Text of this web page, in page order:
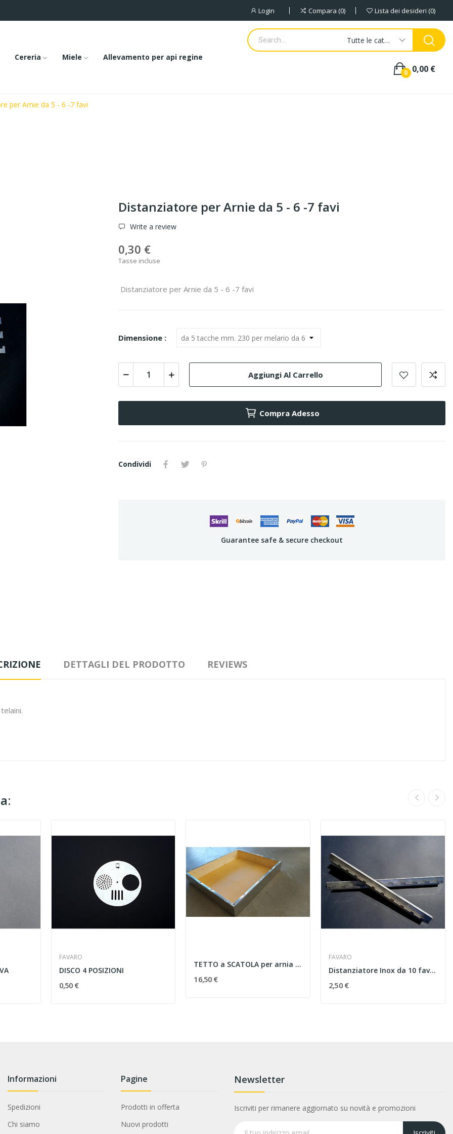
Login Compara 0 Lista dei desideri 0
Cereria Miele Allevamento per api regine
Tutte le categorie
0,00 €
0
per Arnie da 5 - 6 -7 favi
Distanziatore per Arnie da 5 - 6 -7 favi
Write a review
0,30 €
Tasse incluse
Distanziatore per Arnie da 5 - 6 -7 favi
Dimensione :
Aggiungi Al Carrello
Compra Adesso
Condividi
Guarantee safe & secure checkout
DETTAGLI DEL PRODOTTO REVIEWS
FAVARO
DISCO 4 POSIZIONI
0,50 €
TETTO a SCATOLA per arnia 10 favi rivestito
16,50 €
FAVARO
Distanziatore Inox da 10 favi 405 mm
2,50 €
Informazioni
Spedizioni
Chi siamo
Pagine
Prodotti in offerta
Nuovi prodotti
Newsletter
Iscriviti per rimanere aggiornato su novità e promozioni